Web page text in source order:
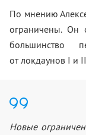
По мнению
ограничены. Он
большинство
от локдаунов I и
Новые